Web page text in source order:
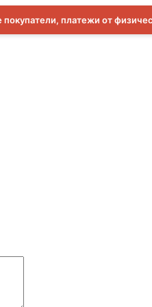
платежи от